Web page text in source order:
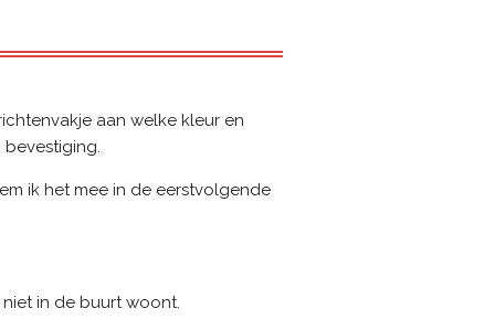
aan welke kleur en
bevestiging.
ik het mee in de eerstvolgende
in de buurt woont.